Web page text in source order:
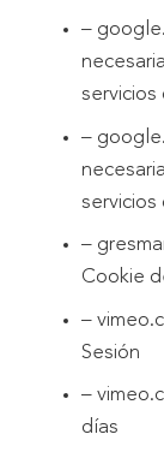
–
–
–
Cookie
–
Sesión
–
días